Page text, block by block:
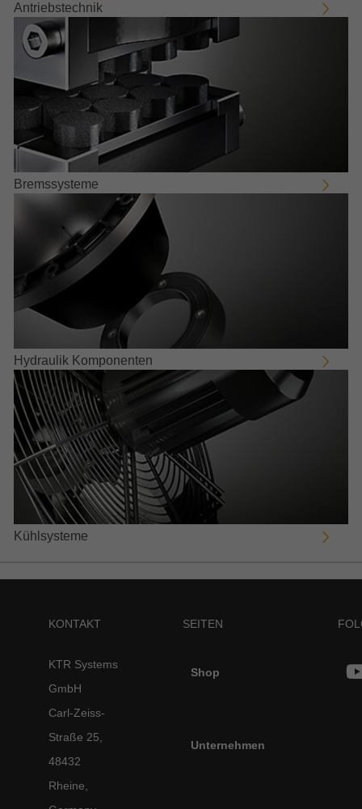
Antriebstechnik
Bremssysteme
Hydraulik Komponenten
Kühlsysteme
KONTAKT
KTR Systems
GmbH
Carl-Zeiss-
Straße 25,
48432
Rheine,
SEITEN
Shop
Unternehmen